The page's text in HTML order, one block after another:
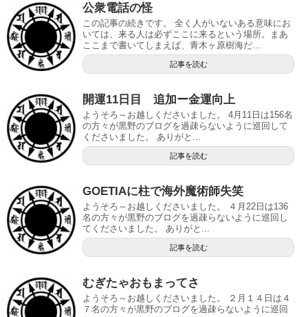
公衆電話の怪
この記事の続きです。 全く人がいないある意味にお
いては、来る人は必ずここに来るという場所。まあ
ここまで書いてしまえば、青木ヶ原樹海だ...
記事を読む
開運11日目 追加ー金運向上
ようそろ～お越しくださいました。 4月11日は156名
の方々が黒野のブログを過疎らないように巡回して
くださいました。 ありがと...
記事を読む
GOETIAに柱で海外魔術師失笑
ようそろ～お越しくださいました。 ４月22日は136
名の方々が黒野のブログを過疎らないように巡回し
てくださいました。 ありがと...
記事を読む
むぎたゃおもまってさ
ようそろ～お越しくださいました。 ２月１４日は４
７名の方々が黒野のブログを過疎らないように巡回